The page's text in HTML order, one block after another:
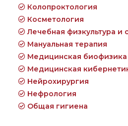
Колопроктология
Косметология
Лечебная физкультура и
Мануальная терапия
Медицинская биофизика
Медицинская
Нейрохирургия
Нефрология
Общая гигиена